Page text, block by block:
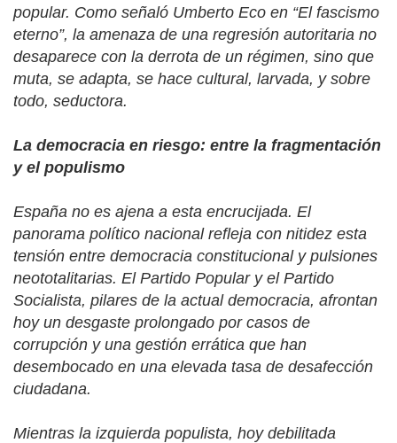
popular. Como señaló Umberto Eco en “El fascismo
eterno”, la amenaza de una regresión autoritaria no
desaparece con la derrota de un régimen, sino que
muta, se adapta, se hace cultural, larvada, y sobre
todo, seductora.
La democracia en riesgo: entre la fragmentación
y el populismo
España no es ajena a esta encrucijada. El
panorama político nacional refleja con nitidez esta
tensión entre democracia constitucional y pulsiones
neototalitarias. El Partido Popular y el Partido
Socialista, pilares de la actual democracia, afrontan
hoy un desgaste prolongado por casos de
corrupción y una gestión errática que han
desembocado en una elevada tasa de desafección
ciudadana.
Mientras la izquierda populista, hoy debilitada